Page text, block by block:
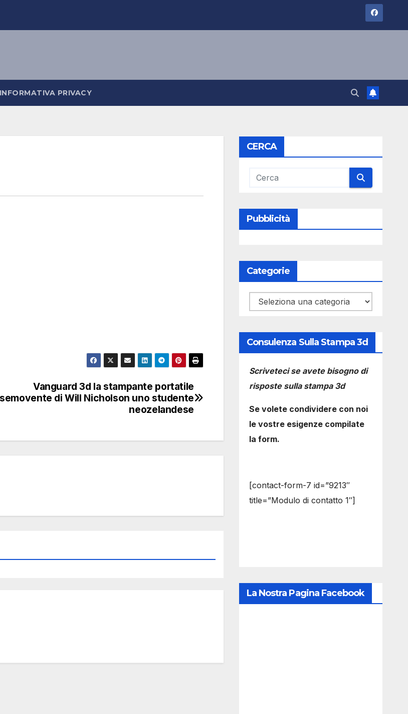
INFORMATIVA PRIVACY
Vanguard 3d la stampante portatile
semovente di Will Nicholson uno studente
neozelandese
CERCA
Pubblicità
Categorie
Categorie
Consulenza Sulla Stampa 3d
Scriveteci se avete bisogno di
risposte sulla stampa 3d
Se volete condividere con noi
le vostre esigenze compilate
la form.
[contact-form-7 id=”9213″
title=”Modulo di contatto 1″]
La Nostra Pagina Facebook